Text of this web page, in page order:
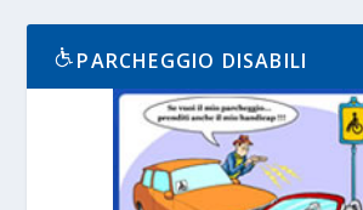
PARCHEGGIO DISABILI